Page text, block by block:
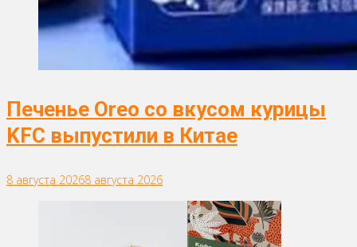
Печенье Oreo со вкусом курицы
KFC выпустили в Китае
8 августа 20268 августа 2026